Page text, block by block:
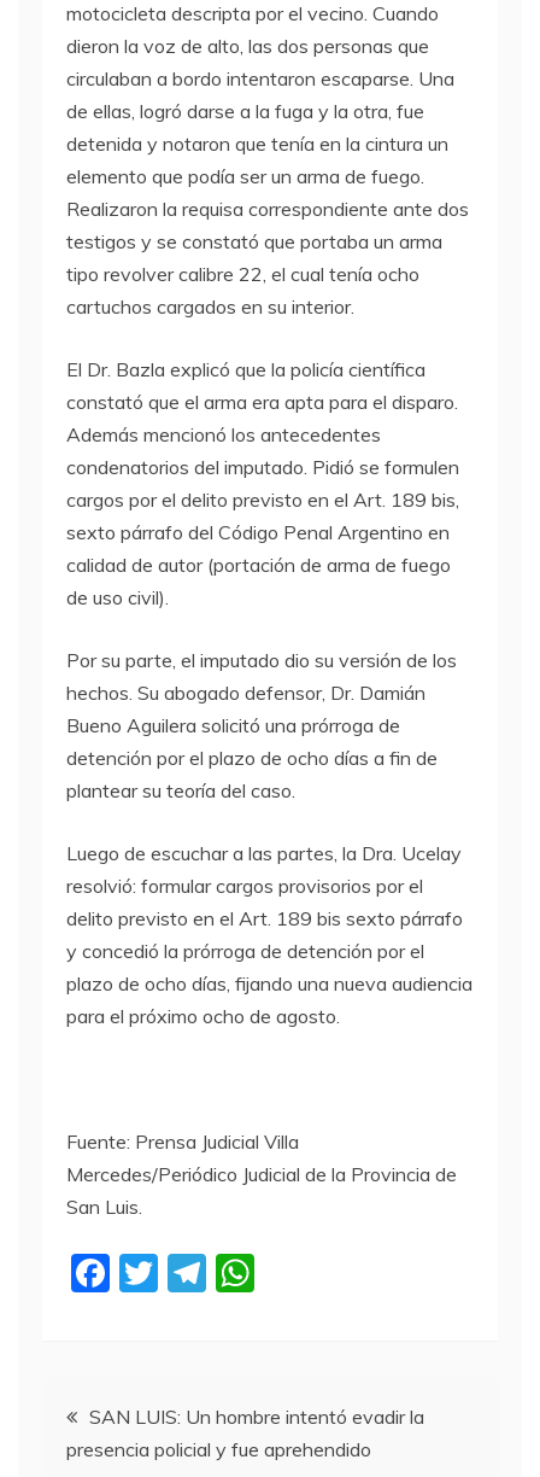
motocicleta descripta por el vecino. Cuando
dieron la voz de alto, las dos personas que
circulaban a bordo intentaron escaparse. Una
de ellas, logró darse a la fuga y la otra, fue
detenida y notaron que tenía en la cintura un
elemento que podía ser un arma de fuego.
Realizaron la requisa correspondiente ante dos
testigos y se constató que portaba un arma
tipo revolver calibre 22, el cual tenía ocho
cartuchos cargados en su interior.
El Dr. Bazla explicó que la policía científica
constató que el arma era apta para el disparo.
Además mencionó los antecedentes
condenatorios del imputado. Pidió se formulen
cargos por el delito previsto en el Art. 189 bis,
sexto párrafo del Código Penal Argentino en
calidad de autor (portación de arma de fuego
de uso civil).
Por su parte, el imputado dio su versión de los
hechos. Su abogado defensor, Dr. Damián
Bueno Aguilera solicitó una prórroga de
detención por el plazo de ocho días a fin de
plantear su teoría del caso.
Luego de escuchar a las partes, la Dra. Ucelay
resolvió: formular cargos provisorios por el
delito previsto en el Art. 189 bis sexto párrafo
y concedió la prórroga de detención por el
plazo de ocho días, fijando una nueva audiencia
para el próximo ocho de agosto.
Fuente: Prensa Judicial Villa
Mercedes/Periódico Judicial de la Provincia de
San Luis.
F
b
o
T
T
a
m
A
p
Navegación
SAN LUIS: Un hombre intentó evadir la
presencia policial y fue aprehendido